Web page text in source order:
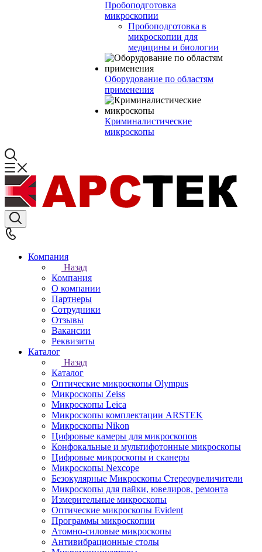
Пробоподготовка
микроскопии
Пробоподготовка в
микроскопии для
медицины и биологии
Оборудование по областям
применения
Криминалистические
микроскопы
Компания
Назад
Компания
О компании
Партнеры
Сотрудники
Отзывы
Вакансии
Реквизиты
Каталог
Назад
Каталог
Оптические микроскопы Olympus
Микроскопы Zeiss
Микроскопы Leica
Микроскопы комплектации ARSTEK
Микроскопы Nikon
Цифровые камеры для микроскопов
Конфокальные и мультифотонные микроскопы
Цифровые микроскопы и сканеры
Микроскопы Nexcope
Безокулярные Микроскопы Стереоувеличители
Микроскопы для пайки, ювелиров, ремонта
Измерительные микроскопы
Оптические микроскопы Evident
Программы микроскопии
Атомно-силовые микроскопы
Антивибрационные столы